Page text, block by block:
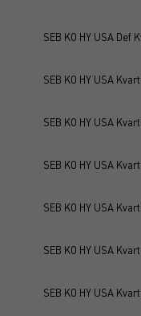
SEB KO HY USA Def
SEB KO HY USA
SEB KO HY USA
SEB KO HY USA
SEB KO HY USA
SEB KO HY USA
SEB KO HY USA